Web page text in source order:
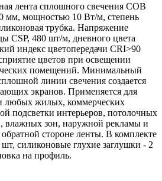
лента сплошного свечения COB
мм, мощностью 10 Вт/м, степень
трубка. Напряжение
CSP, 480 шт/м, дневного цвета
индекс цветопередачи CRI>90
цветов при освещении
помещений. Минимальный
линии свечения создается
экранов. Применяется для
любых жилых, коммерческих
подсветки интерьеров, потолочных
влажных зон, наружной рекламы и
стороне ленты. В комплекте
силиконовые глухие заглушки - 2
на профиль.